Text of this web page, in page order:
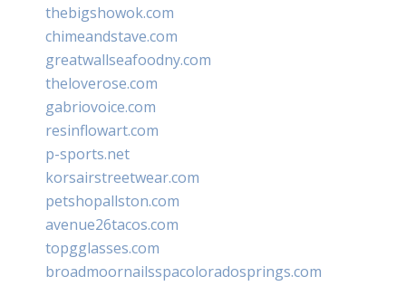
thebigshowok.com
chimeandstave.com
greatwallseafoodny.com
theloverose.com
gabriovoice.com
resinflowart.com
p-sports.net
korsairstreetwear.com
petshopallston.com
avenue26tacos.com
topgglasses.com
broadmoornailsspacoloradosprings.com